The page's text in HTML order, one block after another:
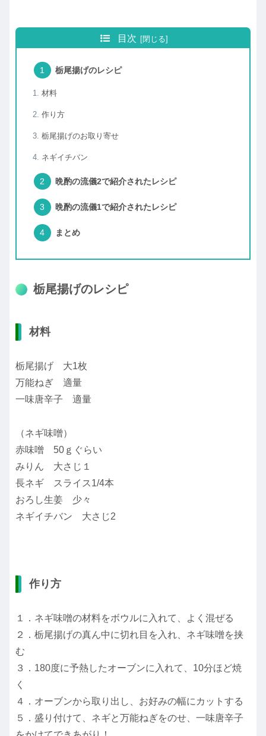
目次
栃尾揚げのレシピ
材料
作り方
栃尾揚げのお取り寄せ
ネギイチバン
晩酌の流儀2で紹介されたレシピ
晩酌の流儀1で紹介されたレシピ
まとめ
栃尾揚げのレシピ
材料
栃尾揚げ 大1枚
万能ねぎ 適量
一味唐辛子 適量
（ネギ味噌）
赤味噌 50ｇぐらい
みりん 大さじ１
長ネギ スライス1/4本
おろし生姜 少々
ネギイチバン 大さじ2
作り方
１．ネギ味噌の材料をボウルに入れて、よく混ぜる
２．栃尾揚げの真ん中に切れ目を入れ、ネギ味噌を挟
む
３．180度に予熱したオーブンに入れて、10分ほど焼
く
４．オーブンから取り出し、お好みの幅にカットする
５．盛り付けて、ネギと万能ねぎをのせ、一味唐辛子